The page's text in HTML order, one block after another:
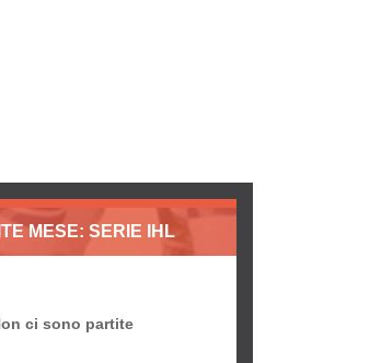
MESE: SERIE IHL
ci sono partite